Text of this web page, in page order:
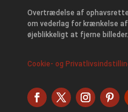
Overtrædelse af
om vederlag for krænkelse
øjeblikkeligt at fjerne billeder.
Cookie- og